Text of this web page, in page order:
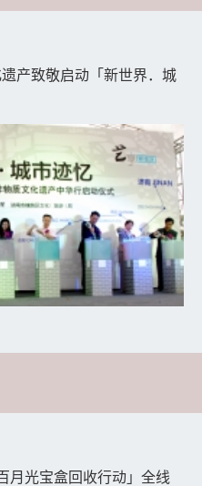
产致敬启动「新世界．城
月光宝盒回收行动」全线